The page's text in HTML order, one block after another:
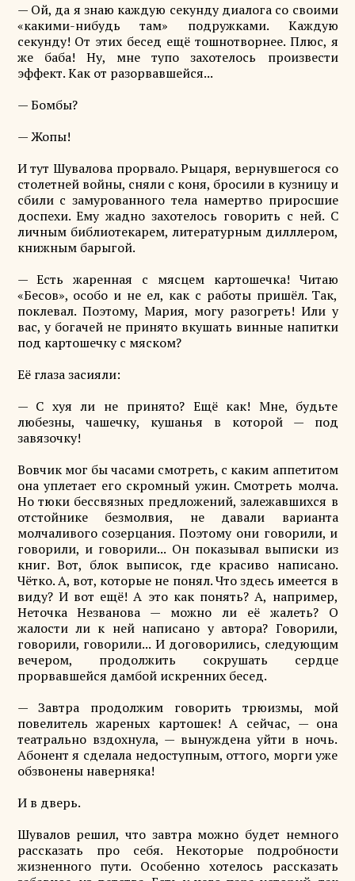
— Ой, да я знаю каждую секунду диалога со своими
«какими-нибудь там» подружками. Каждую
секунду! От этих бесед ещё тошнотворнее. Плюс, я
же баба! Ну, мне тупо захотелось произвести
эффект. Как от разорвавшейся...
— Бомбы?
— Жопы!
И тут Шувалова прорвало. Рыцаря, вернувшегося со
столетней войны, сняли с коня, бросили в кузницу и
сбили с замурованного тела намертво приросшие
доспехи. Ему жадно захотелось говорить с ней. С
личным библиотекарем, литературным дилллером,
книжным барыгой.
— Есть жаренная с мясцем картошечка! Читаю
«Бесов», особо и не ел, как с работы пришёл. Так,
поклевал. Поэтому, Мария, могу разогреть! Или у
вас, у богачей не принято вкушать винные напитки
под картошечку с мяском?
Её глаза засияли:
— С хуя ли не принято? Ещё как! Мне, будьте
любезны, чашечку, кушанья в которой — под
завязочку!
Вовчик мог бы часами смотреть, с каким аппетитом
она уплетает его скромный ужин. Смотреть молча.
Но тюки бессвязных предложений, залежавшихся в
отстойнике безмолвия, не давали варианта
молчаливого созерцания. Поэтому они говорили, и
говорили, и говорили... Он показывал выписки из
книг. Вот, блок выписок, где красиво написано.
Чётко. А, вот, которые не понял. Что здесь имеется в
виду? И вот ещё! А это как понять? А, например,
Неточка Незванова — можно ли её жалеть? О
жалости ли к ней написано у автора? Говорили,
говорили, говорили... И договорились, следующим
вечером, продолжить сокрушать сердце
прорвавшейся дамбой искренних бесед.
— Завтра продолжим говорить трюизмы, мой
повелитель жареных картошек! А сейчас, — она
театрально вздохнула, — вынуждена уйти в ночь.
Абонент я сделала недоступным, оттого, морги уже
обзвонены наверняка!
И в дверь.
Шувалов решил, что завтра можно будет немного
рассказать про себя. Некоторые подробности
жизненного пути. Особенно хотелось рассказать